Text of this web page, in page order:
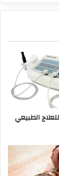
الطبيعي